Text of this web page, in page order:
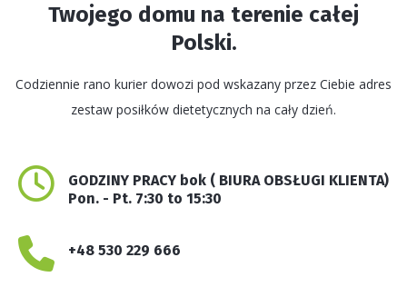
Twojego domu na terenie całej
Polski.
Codziennie rano kurier dowozi pod wskazany przez Ciebie adres
zestaw posiłków dietetycznych na cały dzień.
GODZINY PRACY bok ( BIURA OBSŁUGI KLIENTA)
Pon. - Pt. 7:30 to 15:30
+48 530 229 666